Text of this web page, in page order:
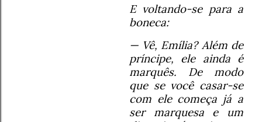
E voltando-se para a
boneca:
— Vê, Emília? Além de
príncipe, ele ainda é
marquês. De modo
que se você casar-se
com ele começa já a
ser marquesa e um